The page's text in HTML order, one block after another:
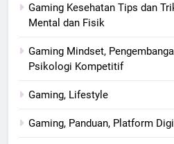
Gaming Kesehatan Tips dan
Mental dan Fisik
Gaming Mindset,
Psikologi Kompetitif
Gaming, Lifestyle
Gaming, Panduan, Platform